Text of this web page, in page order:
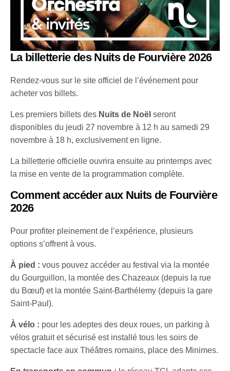
La billetterie des Nuits de Fourvière 2026
Rendez-vous sur le site officiel de l’événement pour
acheter vos billets.
Les premiers billets des Nuits de Noël seront
disponibles du jeudi 27 novembre à 12 h au samedi 29
novembre à 18 h, exclusivement en ligne.
La billetterie officielle ouvrira ensuite au printemps avec
la mise en vente de la programmation complète.
Comment accéder aux Nuits de Fourvière
2026
Pour profiter pleinement de l’expérience, plusieurs
options s’offrent à vous.
À pied : vous pouvez accéder au festival via la montée
du Gourguillon, la montée des Chazeaux (depuis la rue
du Bœuf) et la montée Saint-Barthélemy (depuis la gare
Saint-Paul).
À vélo : pour les adeptes des deux roues, un parking à
vélos gratuit et sécurisé est installé tous les soirs de
spectacle face aux Théâtres romains, place des Minimes.